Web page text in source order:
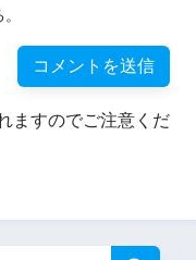
ますのでご注意くだ